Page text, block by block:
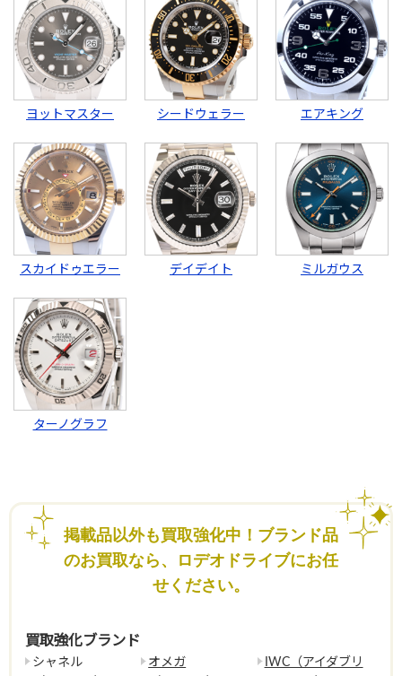
ヨットマスター シードウェラー エアキング
スカイドゥエラー デイデイト ミルガウス
ターノグラフ
掲載品以外も買取強化中！ブランド品
のお買取なら、ロデオドライブにお任
せください。
買取強化ブランド
シャネル
オメガ
IWC（アイダブリ